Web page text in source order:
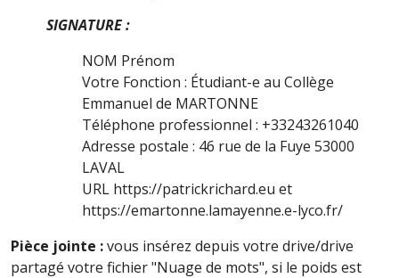
SIGNATURE :
NOM Prénom
Votre Fonction : Étudiant-e au Collège
Emmanuel de MARTONNE
Téléphone professionnel : +33243261040
Adresse postale : 46 rue de la Fuye 53000
LAVAL
URL https://patrickrichard.eu et
https://emartonne.lamayenne.e-lyco.fr/
Pièce jointe :vous insérez depuis votre drive/drive
partagé votre fichier "Nuage de mots", si le poids est